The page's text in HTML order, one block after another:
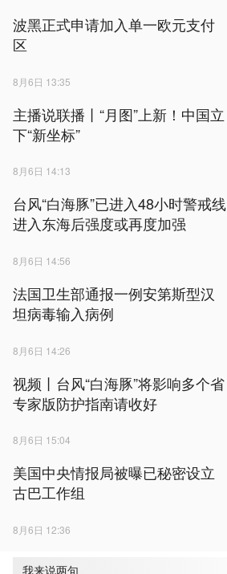
我来说两句
波黑正式申请加入单一欧元支付
区
8月6日 13:35
主播说联播丨“月图”上新！中国立
下“新坐标”
8月6日 14:13
台风“白海豚”已进入48小时警戒线
进入东海后强度或再度加强
8月6日 14:56
法国卫生部通报一例安第斯型汉
坦病毒输入病例
8月6日 14:26
视频丨台风“白海豚”将影响多个省
专家版防护指南请收好
8月6日 15:04
美国中央情报局被曝已秘密设立
古巴工作组
8月6日 12:36